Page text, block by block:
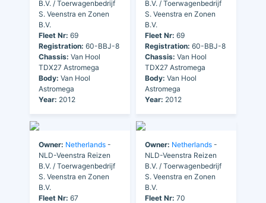
B.V. / Toerwagenbedrijf
S. Veenstra en Zonen
B.V.
Fleet Nr: 69
Registration: 60-BBJ-8
Chassis: Van Hool
TDX27 Astromega
Body: Van Hool
Astromega
Year: 2012
B.V. / Toerwagenbedrijf
S. Veenstra en Zonen
B.V.
Fleet Nr: 69
Registration: 60-BBJ-8
Chassis: Van Hool
TDX27 Astromega
Body: Van Hool
Astromega
Year: 2012
Owner: Netherlands -
NLD-Veenstra Reizen
B.V. / Toerwagenbedrijf
S. Veenstra en Zonen
B.V.
Fleet Nr: 67
Owner: Netherlands -
NLD-Veenstra Reizen
B.V. / Toerwagenbedrijf
S. Veenstra en Zonen
B.V.
Fleet Nr: 70